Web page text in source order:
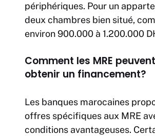
périphériques. Pour un
deux chambres bien situé,
environ 900.000 à 1.200.000
Comment les MRE
obtenir un financement?
Les banques marocaines
offres spécifiques aux MRE
conditions avantageuses.